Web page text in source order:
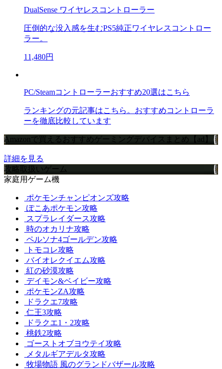
DualSense ワイヤレスコントローラー
圧倒的な没入感を生むPS5純正ワイヤレスコントロー
ラー。
11,480円
PC/Steamコントローラーおすすめ20選はこちら
ランキングの元記事はこちら。おすすめコントローラ
ーを徹底比較しています
Amazonで買えるおすすめゲーミングデバイスまとめ【ad】
詳細を見る
攻略取扱いゲーム
家庭用ゲーム機
ポケモンチャンピオンズ攻略
ぽこあポケモン攻略
スプラレイダース攻略
時のオカリナ攻略
ペルソナ4ゴールデン攻略
トモコレ攻略
バイオレクイエム攻略
紅の砂漠攻略
デイモン&ベイビー攻略
ポケモンZA攻略
ドラクエ7攻略
仁王3攻略
ドラクエ1・2攻略
桃鉄2攻略
ゴーストオブヨウテイ攻略
メタルギアデルタ攻略
牧場物語 風のグランドバザール攻略